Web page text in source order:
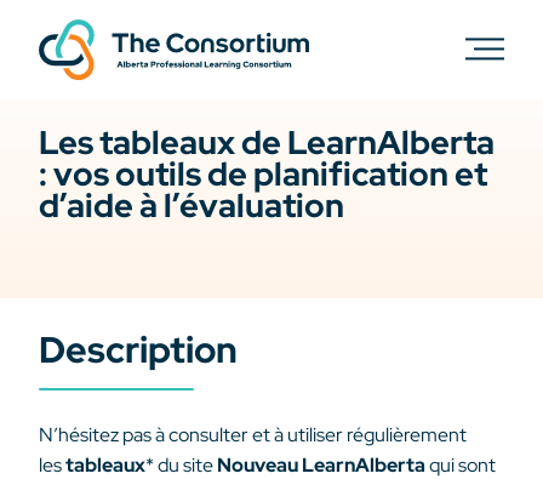
Les tableaux de LearnAlberta
: vos outils de planification et
d’aide à l’évaluation
Description
N’hésitez pas à consulter et à utiliser régulièrement
lestableaux* du siteNouveau LearnAlbertaqui sont